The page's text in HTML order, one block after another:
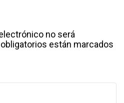
no será
están marcados